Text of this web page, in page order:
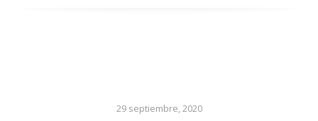
29 septiembre, 2020